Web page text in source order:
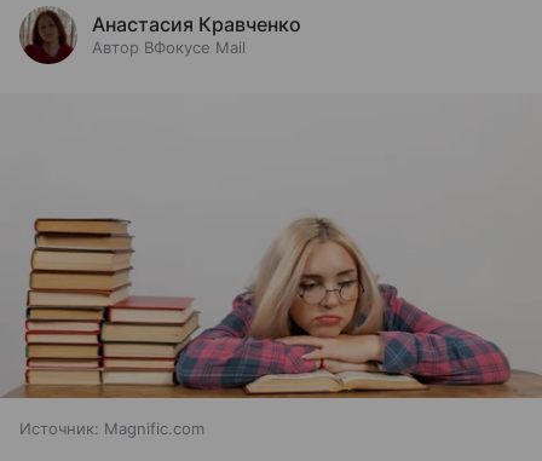
Анастасия Кравченко
Автор ВФокусе Mail
Источник: Magnific.com